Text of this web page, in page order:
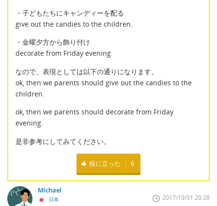
・子どもたちにキャンディーを配る
give out the candies to the children.
・金曜夕方から飾り付け
decorate from Friday evening.
なので、表現としては以下の通りになります。
ok, then we parents should give out the candies to the
children.
ok, then we parents should decorate from Friday
evening.
是非参考にしてみてください。
役に立った 6
Michael
日本 2017/10/31 20:28